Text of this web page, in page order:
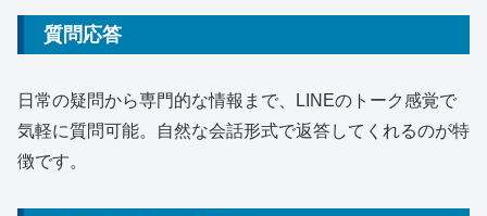
質問応答
日常の疑問から専門的な情報まで、LINEのトーク感覚で
気軽に質問可能。自然な会話形式で返答してくれるのが特
徴です。